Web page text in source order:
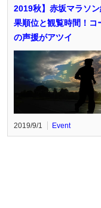
2019秋】赤坂マラソ
果順位と観覧時間！コ
の声援がアツイ
2019/9/1 Event